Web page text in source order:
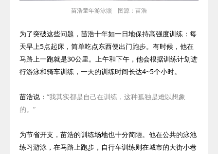
苗浩童年游泳照 图源：苗浩
为了突破这些问题，苗浩十年如一日地保持高强度训练：每
天早上5点起床，简单吃点东西便出门跑步。有时候，他在
马路上一跑就是30公里。上午和下午，他会根据训练计划进
行游泳和骑车训练，一天的训练时间长达4~5个小时。
苗浩说： “我其实都是自己在训练，这种孤独是难以想象
的。”
为节省开支，苗浩的训练场地也十分简陋。他在公共的泳池
练习游泳，在马路上跑步，自行车训练则在城市的大街小巷